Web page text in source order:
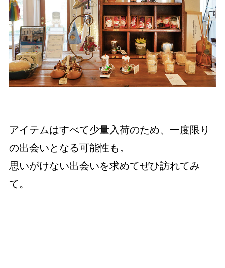
アイテムはすべて少量入荷のため、一度限り
の出会いとなる可能性も。
思いがけない出会いを求めてぜひ訪れてみ
て。